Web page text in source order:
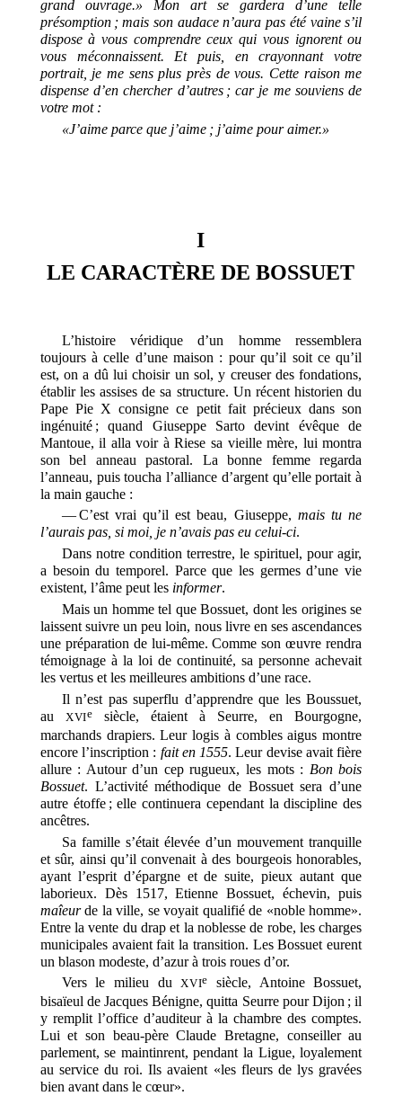
grand ouvrage.» Mon art se gardera d’une telle
présomption ; mais son audace n’aura pas été vaine s’il
dispose à vous comprendre ceux qui vous ignorent ou
vous méconnaissent. Et puis, en crayonnant votre
portrait, je me sens plus près de vous. Cette raison me
dispense d’en chercher d’autres ; car je me souviens de
votre mot :
«J’aime parce que j’aime ; j’aime pour aimer.»
I
LE CARACTÈRE DE BOSSUET
L’histoire véridique d’un homme ressemblera
toujours à celle d’une maison : pour qu’il soit ce qu’il
est, on a dû lui choisir un sol, y creuser des fondations,
établir les assises de sa structure. Un récent historien du
Pape Pie X consigne ce petit fait précieux dans son
ingénuité ; quand Giuseppe Sarto devint évêque de
Mantoue, il alla voir à Riese sa vieille mère, lui montra
son bel anneau pastoral. La bonne femme regarda
l’anneau, puis toucha l’alliance d’argent qu’elle portait à
la main gauche :
— C’est vrai qu’il est beau, Giuseppe, mais tu ne
l’aurais pas, si moi, je n’avais pas eu celui-ci.
Dans notre condition terrestre, le spirituel, pour agir,
a besoin du temporel. Parce que les germes d’une vie
existent, l’âme peut les informer.
Mais un homme tel que Bossuet, dont les origines se
laissent suivre un peu loin, nous livre en ses ascendances
une préparation de lui-même. Comme son œuvre rendra
témoignage à la loi de continuité, sa personne achevait
les vertus et les meilleures ambitions d’une race.
Il n’est pas superflu d’apprendre que les Boussuet,
au
XVIesiècle, étaient à Seurre, en Bourgogne,
marchands drapiers. Leur logis à combles aigus montre
encore l’inscription : fait en 1555. Leur devise avait fière
allure : Autour d’un cep rugueux, les mots : Bon bois
Bossuet. L’activité méthodique de Bossuet sera d’une
autre étoffe ; elle continuera cependant la discipline des
ancêtres.
Sa famille s’était élevée d’un mouvement tranquille
et sûr, ainsi qu’il convenait à des bourgeois honorables,
ayant l’esprit d’épargne et de suite, pieux autant que
laborieux. Dès 1517, Etienne Bossuet, échevin, puis
maîeurde la ville, se voyait qualifié de «noble homme».
Entre la vente du drap et la noblesse de robe, les charges
municipales avaient fait la transition. Les Bossuet eurent
un blason modeste, d’azur à trois roues d’or.
Vers le milieu duXVIe siècle, Antoine Bossuet,
bisaïeul de Jacques Bénigne, quitta Seurre pour Dijon ; il
y remplit l’office d’auditeur à la chambre des comptes.
Lui et son beau-père Claude Bretagne, conseiller au
parlement, se maintinrent, pendant la Ligue, loyalement
au service du roi. Ils avaient «les fleurs de lys gravées
bien avant dans le cœur».